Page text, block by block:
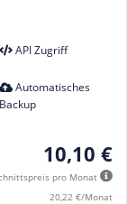
API Zugriff
Automatisches
Backup
10,10 €
pro Monat
20,22 €/Monat